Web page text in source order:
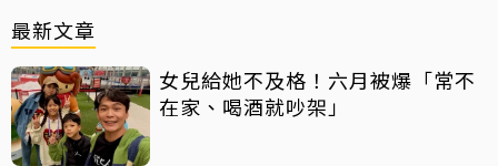
最新文章
女兒給她不及格！六月被爆「常不
在家、喝酒就吵架」